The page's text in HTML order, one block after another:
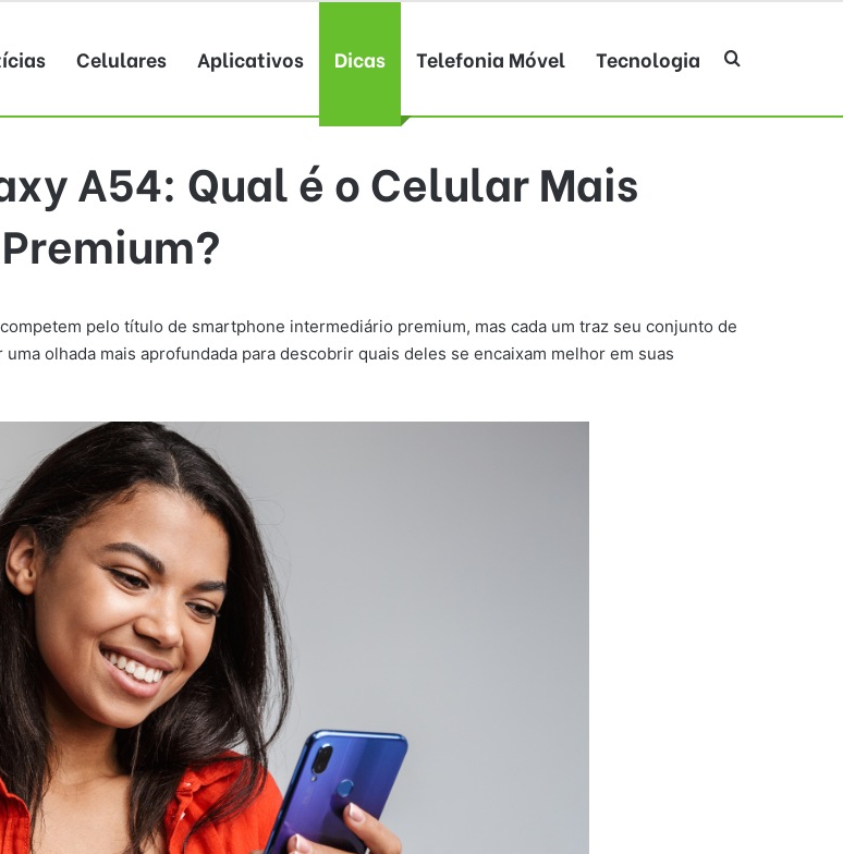
Celulares Aplicativos Dicas Telefonia Móvel Tecnologia Procurar por
A54: Qual é o Celular Mais
Premium?
pelo título de smartphone intermediário premium, mas cada um traz seu conjunto de
olhada mais aprofundada para descobrir quais deles se encaixam melhor em suas